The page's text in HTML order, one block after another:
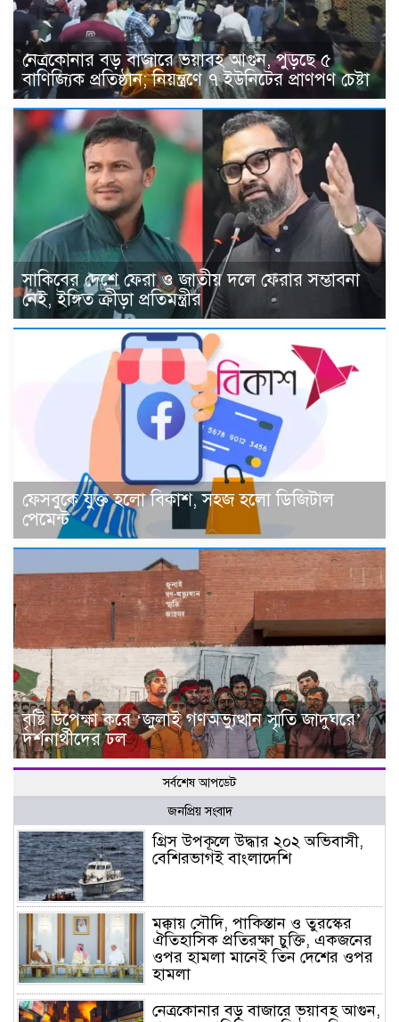
নেত্রকোনার বড় বাজারে ভয়াবহ আগুন, পুড়ছে ৫
বাণিজ্যিক প্রতিষ্ঠান; নিয়ন্ত্রণে ৭ ইউনিটের প্রাণপণ চেষ্টা
সাকিবের দেশে ফেরা ও জাতীয় দলে ফেরার সম্ভাবনা
নেই, ইঙ্গিত ক্রীড়া প্রতিমন্ত্রীর
ফেসবুকে যুক্ত হলো বিকাশ, সহজ হলো ডিজিটাল
পেমেন্ট
বৃষ্টি উপেক্ষা করে ‘জুলাই গণঅভ্যুত্থান স্মৃতি জাদুঘরে’
দর্শনার্থীদের ঢল
সর্বশেষ আপডেট
জনপ্রিয় সংবাদ
গ্রিস উপকূলে উদ্ধার ২০২ অভিবাসী,
বেশিরভাগই বাংলাদেশি
মক্কায় সৌদি, পাকিস্তান ও তুরস্কের
ঐতিহাসিক প্রতিরক্ষা চুক্তি, একজনের
ওপর হামলা মানেই তিন দেশের ওপর
হামলা
নেত্রকোনার বড় বাজারে ভয়াবহ আগুন,